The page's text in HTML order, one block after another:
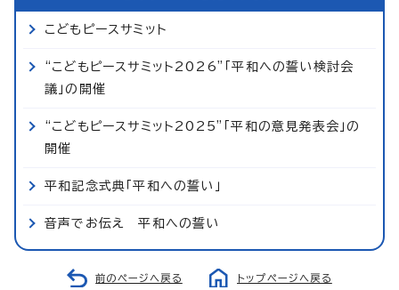
こどもピースサミット
“こどもピースサミット2026”「平和への誓い検討会
議」の開催
“こどもピースサミット2025”「平和の意見発表会」の
開催
平和記念式典「平和への誓い」
音声でお伝え 平和への誓い
前のページへ戻る トップページへ戻る